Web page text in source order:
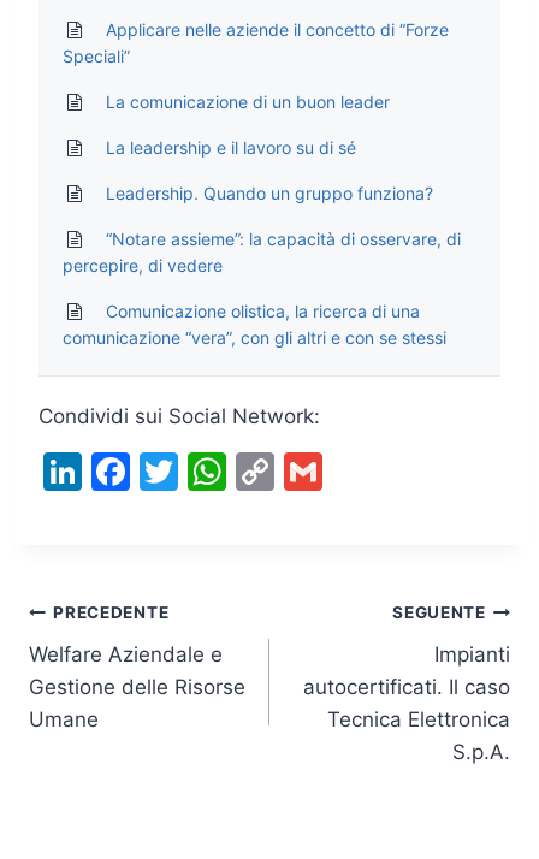
Applicare nelle aziende il concetto di “Forze
Speciali”
La comunicazione di un buon leader
La leadership e il lavoro su di sé
Leadership. Quando un gruppo funziona?
“Notare assieme”: la capacità di osservare, di
percepire, di vedere
Comunicazione olistica, la ricerca di una
comunicazione “vera”, con gli altri e con se stessi
Condividi sui Social Network:
Li
dI
n
F
b
o
o
T
W
p
C
Navigazione
articoli
PRECEDENTE
Welfare Aziendale e
Gestione delle Risorse
Umane
SEGUENTE
Impianti
autocertificati. Il caso
Tecnica Elettronica
S.p.A.